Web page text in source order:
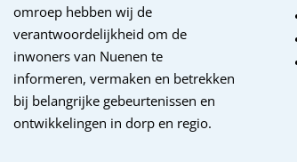
omroep hebben wij de
verantwoordelijkheid om de
inwoners van Nuenen te
informeren, vermaken en betrekken
bij belangrijke gebeurtenissen en
ontwikkelingen in dorp en regio.